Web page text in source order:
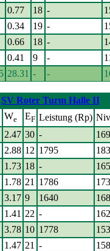
0.77 18 -
0.34 19 -
0.66 18 -
0.41 9 -
28.31 - -
SV Roter Turm Halle II
We EF Leistung (Rp)
2.47 30 -
2.88 12 1795
1.73 18 -
1.78 21 1786
3.17 9 1640
1.41 22 -
3.78 10 1778
1.47 21 -